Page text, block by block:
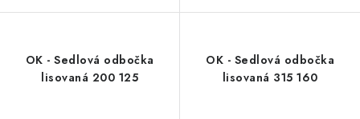
OK - Sedlová odbočka
lisovaná 200 125
OK - Sedlová odbočka
lisovaná 315 160